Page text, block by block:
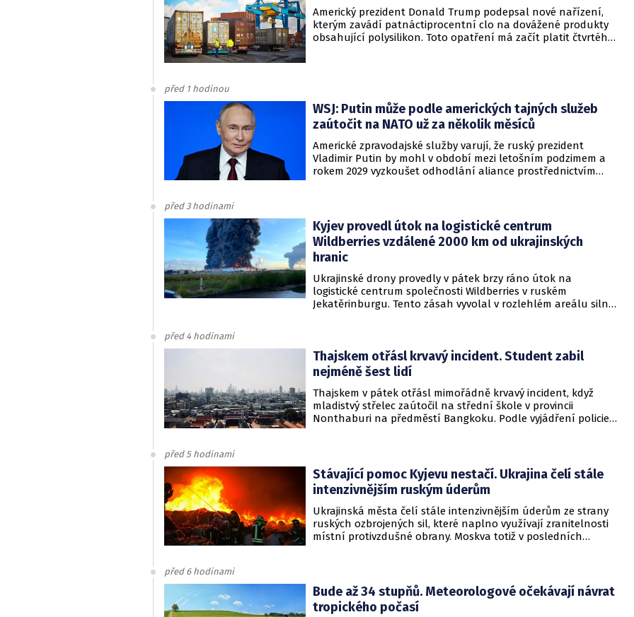
Americký prezident Donald Trump podepsal nové nařízení,
kterým zavádí patnáctiprocentní clo na dovážené produkty
obsahující polysilikon. Toto opatření má začít platit čtvrtého
před 1 hodinou
WSJ: Putin může podle amerických tajných služeb
zaútočit na NATO už za několik měsíců
Americké zpravodajské služby varují, že ruský prezident
Vladimir Putin by mohl v období mezi letošním podzimem a
rokem 2029 vyzkoušet odhodlání aliance prostřednictvím
přicházejí v době, kdy Moskva čelí rostoucímu tlaku kvůli
situaci na ukrajinské frontě. Masivní škody, které ukrajinské
drony způsobují ruskému zázemí, totiž Kreml zahnaly do
kouta.
před 3 hodinami
Kyjev provedl útok na logistické centrum
Wildberries vzdálené 2000 km od ukrajinských
hranic
Ukrajinské drony provedly v pátek brzy ráno útok na
logistické centrum společnosti Wildberries v ruském
Jekatěrinburgu. Tento zásah vyvolal v rozlehlém areálu silný
RWB, který řídí veškeré logistické operace.
před 4 hodinami
Thajskem otřásl krvavý incident. Student zabil
nejméně šest lidí
Thajskem v pátek otřásl mimořádně krvavý incident, když
mladistvý střelec zaútočil na střední škole v provincii
Nonthaburi na předměstí Bangkoku. Podle vyjádření policie
před 5 hodinami
Stávající pomoc Kyjevu nestačí. Ukrajina čelí stále
intenzivnějším ruským úderům
Ukrajinská města čelí stále intenzivnějším úderům ze strany
ruských ozbrojených sil, které naplno využívají zranitelnosti
místní protivzdušné obrany. Moskva totiž v posledních
obyvatelstvu dává jen pramalou šanci se včas ukrýt.
před 6 hodinami
Bude až 34 stupňů. Meteorologové očekávají návrat
tropického počasí